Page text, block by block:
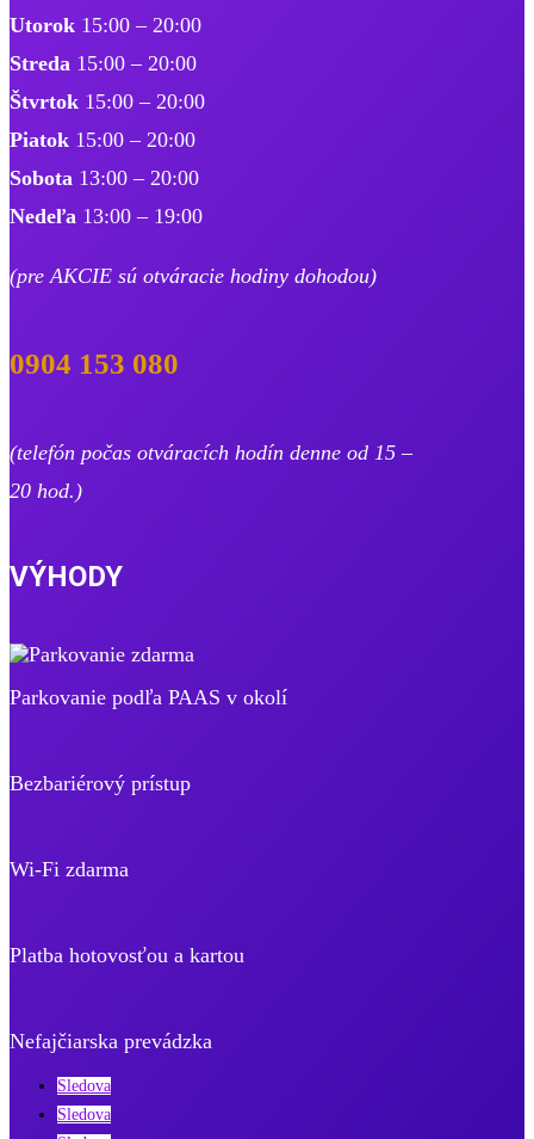
Utorok 15:00 – 20:00
Streda 15:00 – 20:00
Štvrtok 15:00 – 20:00
Piatok 15:00 – 20:00
Sobota 13:00 – 20:00
Nedeľa 13:00 – 19:00
​(pre AKCIE sú otváracie hodiny dohodou)
0904 153 080
(telefón počas otváracích hodín denne od 15 –
20 hod.)
VÝHODY
Parkovanie podľa PAAS v okolí
Bezbariérový prístup
Wi-Fi zdarma
Platba hotovosťou a kartou
Nefajčiarska prevádzka
Sledova
Sledova